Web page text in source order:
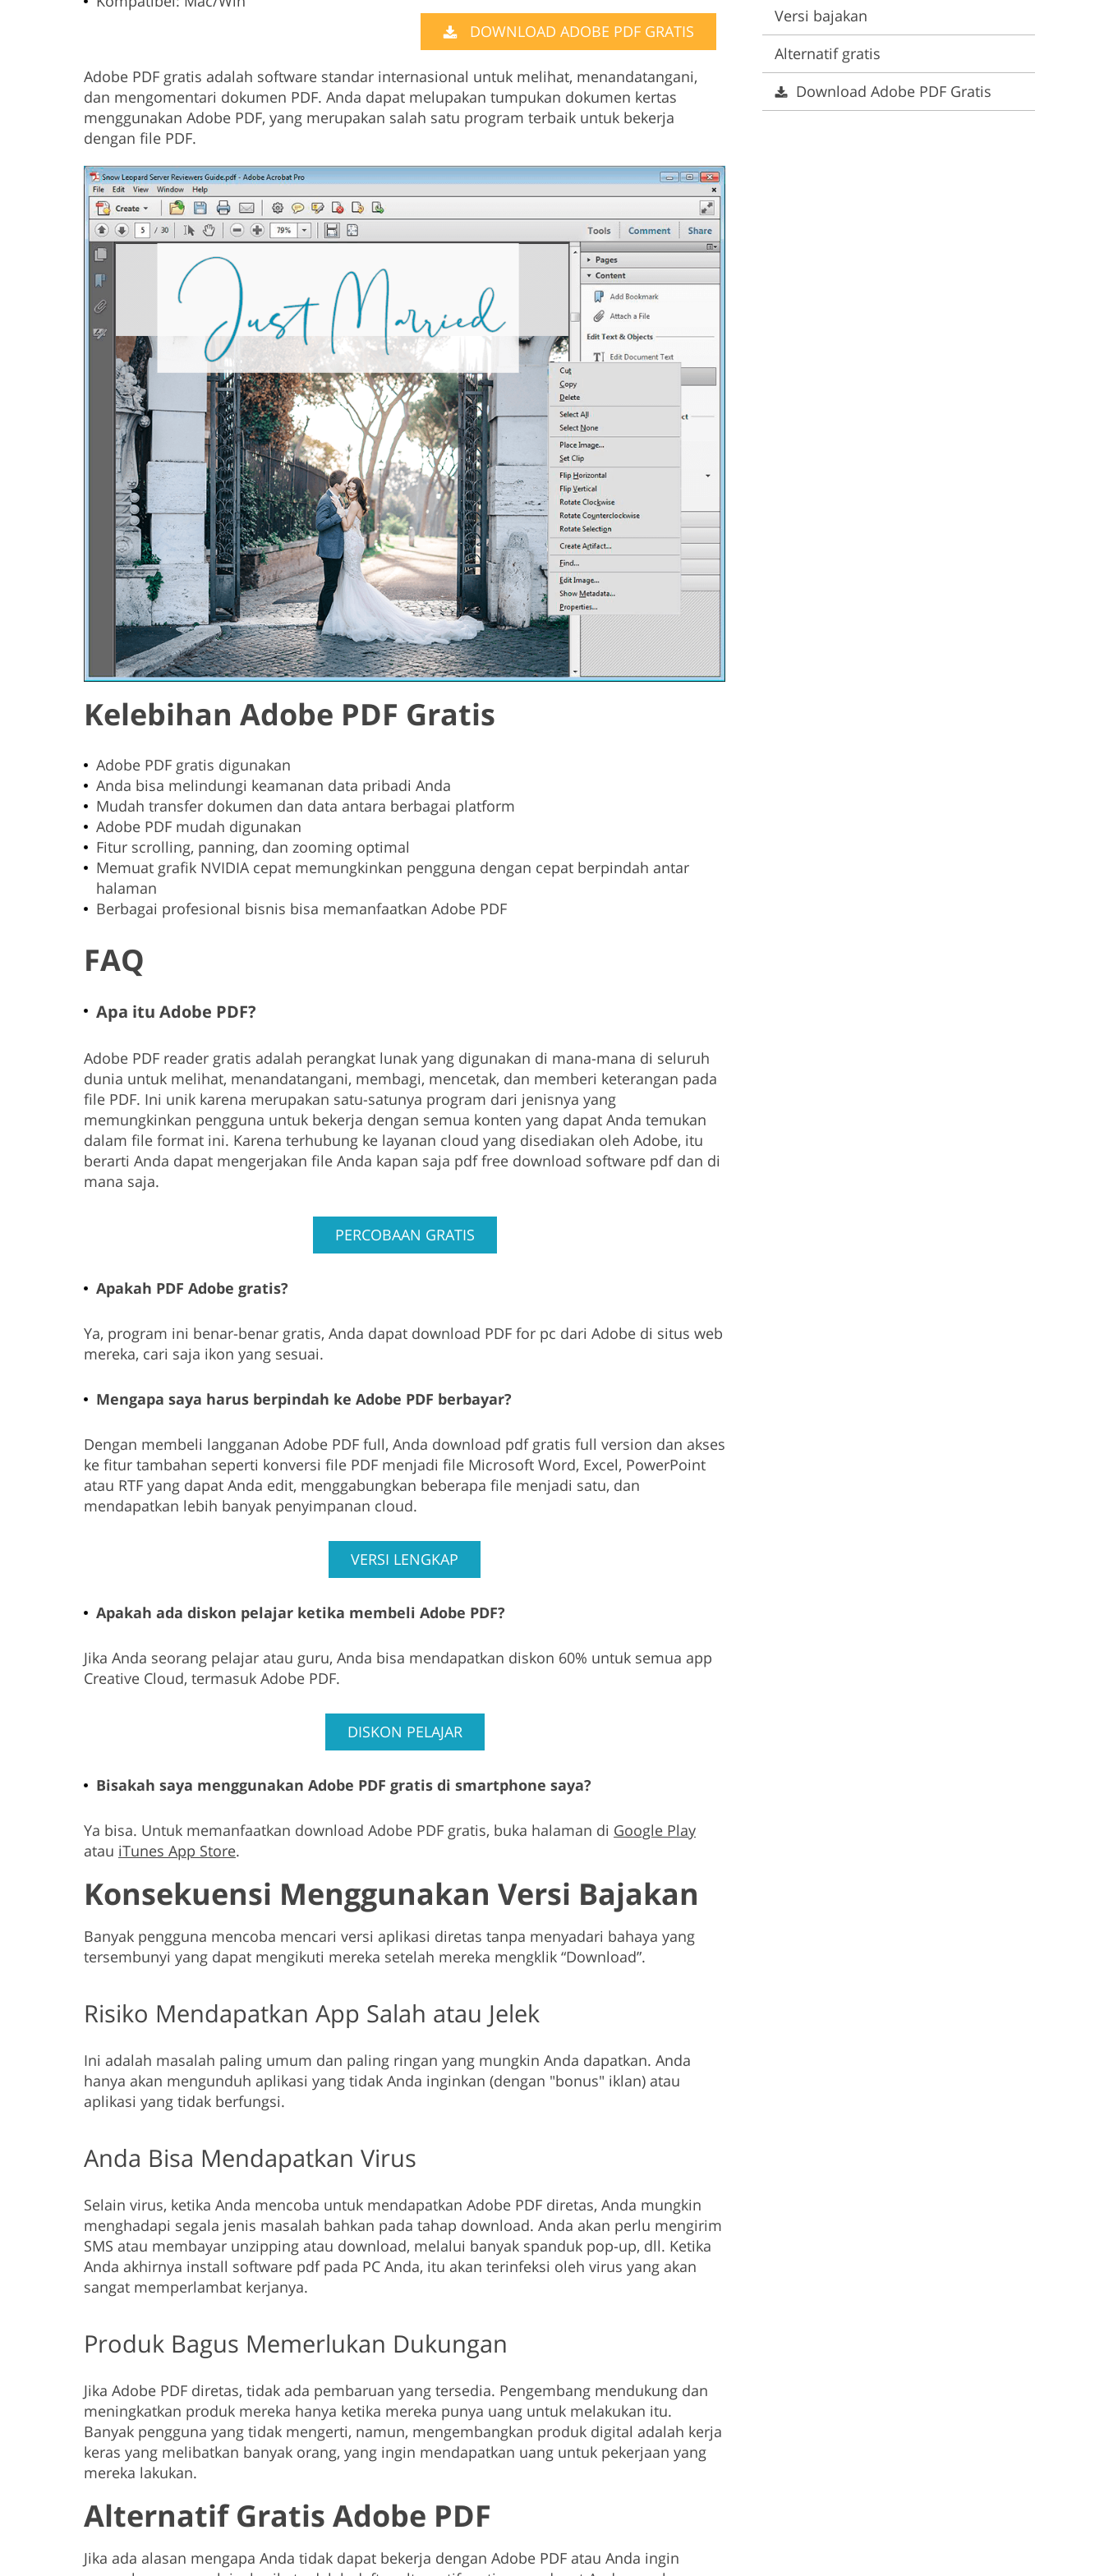
Product Photo Editing Jewellery Photo Editing Real Estate Photo Editing
DOWNLOAD ADOBE PDF GRATIS
Adobe PDF gratis adalah software standar internasional untuk melihat, menandatangani,
dan mengomentari dokumen PDF. Anda dapat melupakan tumpukan dokumen kertas
menggunakan Adobe PDF, yang merupakan salah satu program terbaik untuk bekerja
dengan file PDF.
Kelebihan Adobe PDF Gratis
Adobe PDF gratis digunakan
Anda bisa melindungi keamanan data pribadi Anda
Mudah transfer dokumen dan data antara berbagai platform
Adobe PDF mudah digunakan
Fitur scrolling, panning, dan zooming optimal
Memuat grafik NVIDIA cepat memungkinkan pengguna dengan cepat berpindah antar
halaman
Berbagai profesional bisnis bisa memanfaatkan Adobe PDF
FAQ
Apa itu Adobe PDF?
Adobe PDF reader gratis adalah perangkat lunak yang digunakan di mana-mana di seluruh
dunia untuk melihat, menandatangani, membagi, mencetak, dan memberi keterangan pada
file PDF. Ini unik karena merupakan satu-satunya program dari jenisnya yang
memungkinkan pengguna untuk bekerja dengan semua konten yang dapat Anda temukan
dalam file format ini. Karena terhubung ke layanan cloud yang disediakan oleh Adobe, itu
berarti Anda dapat mengerjakan file Anda kapan saja pdf free download software pdf dan di
mana saja.
PERCOBAAN GRATIS
Apakah PDF Adobe gratis?
Ya, program ini benar-benar gratis, Anda dapat download PDF for pc dari Adobe di situs web
mereka, cari saja ikon yang sesuai.
Mengapa saya harus berpindah ke Adobe PDF berbayar?
Dengan membeli langganan Adobe PDF full, Anda download pdf gratis full version dan akses
ke fitur tambahan seperti konversi file PDF menjadi file Microsoft Word, Excel, PowerPoint
atau RTF yang dapat Anda edit, menggabungkan beberapa file menjadi satu, dan
mendapatkan lebih banyak penyimpanan cloud.
VERSI LENGKAP
Apakah ada diskon pelajar ketika membeli Adobe PDF?
Jika Anda seorang pelajar atau guru, Anda bisa mendapatkan diskon 60% untuk semua app
Creative Cloud, termasuk Adobe PDF.
DISKON PELAJAR
Bisakah saya menggunakan Adobe PDF gratis di smartphone saya?
Ya bisa. Untuk memanfaatkan download Adobe PDF gratis, buka halaman di Google Play
atau iTunes App Store.
Konsekuensi Menggunakan Versi Bajakan
Banyak pengguna mencoba mencari versi aplikasi diretas tanpa menyadari bahaya yang
tersembunyi yang dapat mengikuti mereka setelah mereka mengklik “Download”.
Risiko Mendapatkan App Salah atau Jelek
Ini adalah masalah paling umum dan paling ringan yang mungkin Anda dapatkan. Anda
hanya akan mengunduh aplikasi yang tidak Anda inginkan (dengan "bonus" iklan) atau
aplikasi yang tidak berfungsi.
Anda Bisa Mendapatkan Virus
Selain virus, ketika Anda mencoba untuk mendapatkan Adobe PDF diretas, Anda mungkin
menghadapi segala jenis masalah bahkan pada tahap download. Anda akan perlu mengirim
SMS atau membayar unzipping atau download, melalui banyak spanduk pop-up, dll. Ketika
Anda akhirnya install software pdf pada PC Anda, itu akan terinfeksi oleh virus yang akan
sangat memperlambat kerjanya.
Produk Bagus Memerlukan Dukungan
Jika Adobe PDF diretas, tidak ada pembaruan yang tersedia. Pengembang mendukung dan
meningkatkan produk mereka hanya ketika mereka punya uang untuk melakukan itu.
Banyak pengguna yang tidak mengerti, namun, mengembangkan produk digital adalah kerja
keras yang melibatkan banyak orang, yang ingin mendapatkan uang untuk pekerjaan yang
mereka lakukan.
Alternatif Gratis Adobe PDF
Jika ada alasan mengapa Anda tidak dapat bekerja dengan Adobe PDF atau Anda ingin
Versi bajakan
Alternatif gratis
Download Adobe PDF Gratis